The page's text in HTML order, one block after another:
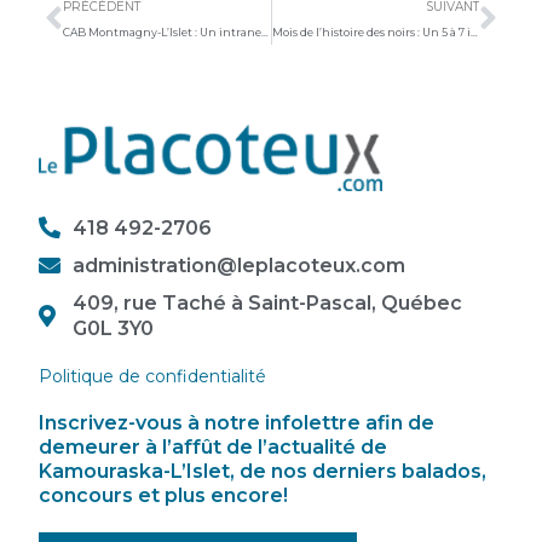
PRÉCÉDENT
CAB Montmagny-L’Islet : Un intranet pour améliorer les services
SUIVANT
418 492-2706
administration@leplacoteux.com
409, rue Taché à Saint-Pascal, Québec
G0L 3Y0
Politique de confidentialité
Inscrivez-vous à notre infolettre afin de
demeurer à l’affût de l’actualité de
Kamouraska-L’Islet, de nos derniers balados,
concours et plus encore!